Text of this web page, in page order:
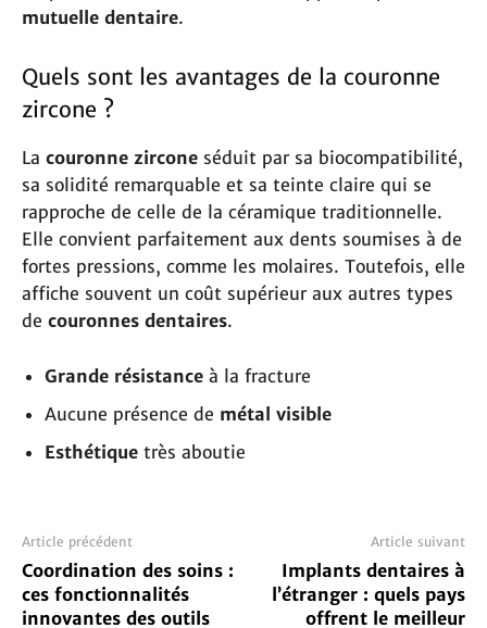
mutuelle dentaire.
Quels sont les avantages de la couronne
zircone ?
La couronne zircone séduit par sa biocompatibilité,
sa solidité remarquable et sa teinte claire qui se
rapproche de celle de la céramique traditionnelle.
Elle convient parfaitement aux dents soumises à de
fortes pressions, comme les molaires. Toutefois, elle
affiche souvent un coût supérieur aux autres types
de couronnes dentaires.
Grande résistance à la fracture
Aucune présence de métal visible
Esthétique très aboutie
Article précédent
Coordination des soins :
ces fonctionnalités
innovantes des outils
Article suivant
Implants dentaires à
l’étranger : quels pays
offrent le meilleur